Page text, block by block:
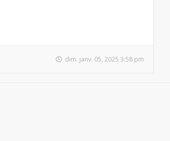
dim. janv. 05, 2025 3:58 pm